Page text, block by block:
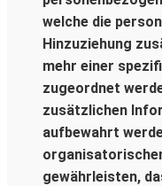
welche die
Hinzuziehung
mehr einer
zugeordnet
zusätzlichen
aufbewahrt
gewährleisten,